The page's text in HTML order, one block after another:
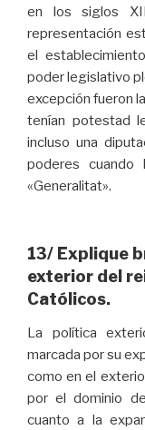
en los siglos
representación
el
poder legislativo
excepción fueron
tenían potestad
incluso una
poderes cuando
«Generalitat».
13/ Explique
exterior del
Católicos.
La política
marcada por su
como en el
por el dominio
cuanto a la